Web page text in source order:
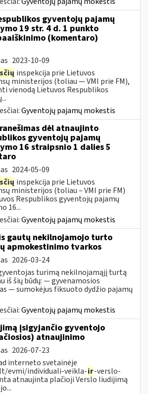
gyventojų pajamų
19 str. 4 d. 1 punkto
(komentaro)
2023-10-09
inspekcija prie Lietuvos
ministerijos (toliau — VMI prie FM),
vienodą Lietuvos Respublikos
Gyventojų pajamų mokestis
dėl atnaujinto
gyventojų pajamų
16 straipsnio 1 dalies 5
2024-05-09
inspekcija prie Lietuvos
ministerijos (toliau – VMI prie FM)
Respublikos gyventojų pajamų
16...
Gyventojų pajamų mokestis
gautų nekilnojamojo turto
apmokestinimo tvarkos
2026-03-24
turimą nekilnojamąjį turtą
iš šių būdų: — gyvenamosios
— sumokėjus fiksuoto dydžio pajamų
Gyventojų pajamų mokestis
įsigyjančio gyventojo
atnaujinimo
2026-07-23
interneto svetainėje
evmi/individuali-veikla-ir-verslo-
atnaujinta plačioji Verslo liudijimą